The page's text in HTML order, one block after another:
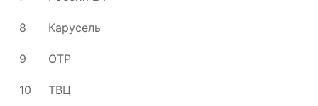
8 Карусель
9 ОТР
10 ТВЦ